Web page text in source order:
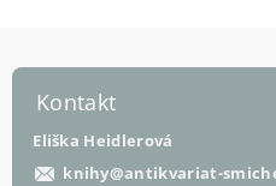
Kontakt
Eliška Heidlerová
knihy@antikvariat-